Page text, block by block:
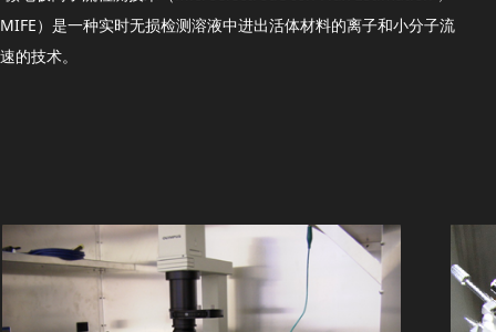
MIFE）是一种实时无损检测溶液中进出活体材料的离子和小分子流
速的技术。